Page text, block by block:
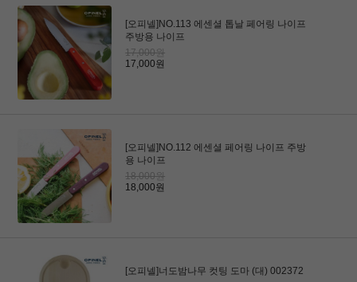
[오피넬]NO.113 에센셜 톱날 페어링 나이프
주방용 나이프
17,000원
17,000원
[오피넬]NO.112 에센셜 페어링 나이프 주방
용 나이프
18,000원
18,000원
[오피넬]너도밤나무 컷팅 도마 (대) 002372